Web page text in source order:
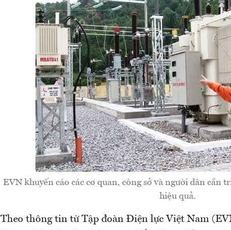
EVN khuyến cáo các cơ quan, công sở và người dân cần
hiệu quả.
Theo thông tin từ Tập đoàn Điện lực Việt Nam